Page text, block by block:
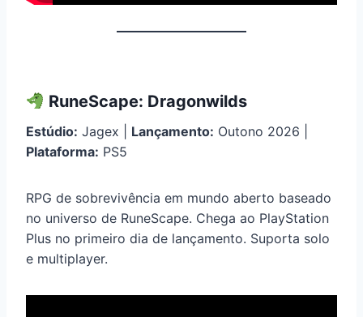
RuneScape: Dragonwilds
Estúdio: Jagex | Lançamento: Outono 2026 |
Plataforma: PS5
RPG de sobrevivência em mundo aberto baseado
no universo de RuneScape. Chega ao PlayStation
Plus no primeiro dia de lançamento. Suporta solo
e multiplayer.